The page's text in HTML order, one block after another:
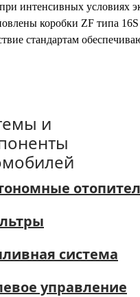
интенсивных условиях
коробки ZF типа
стандартам
и
система
управление